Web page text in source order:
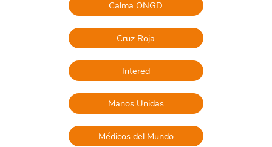
Calma ONGD
Cruz Roja
Intered
Manos Unidas
Médicos del Mundo